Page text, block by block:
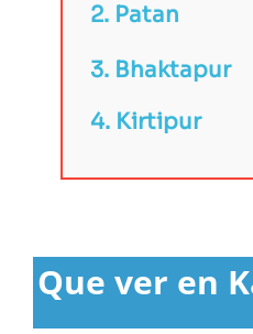
2. Patan
3. Bhaktapur
4. Kirtipur
Que ver en